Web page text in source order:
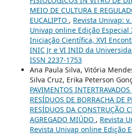
MEIO DE CULTURA E
EUCALIPTO , Revista Univap:
Univap online Edição Especial
Iniciação Científica, XVI
INIC Jr e VI INID da
ISSN 2237-1753
Ana Paula Silva, Vitória
Silva Cruz, Erika Peterson
PAVIMENTOS
RESÍDUOS DE BORRACHA DE
RESÍDUOS DA CONSTRUÇÃO
AGREGADO MIÚDO , Revista
Revista Univap online Edição